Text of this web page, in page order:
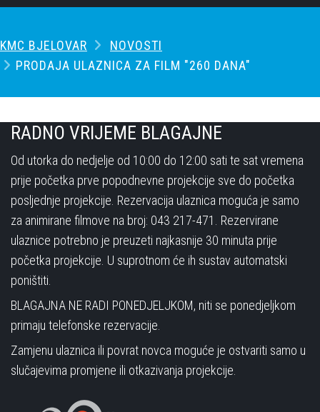
KMC BJELOVAR
NOVOSTI
PRODAJA ULAZNICA ZA FILM "260 DANA"
RADNO VRIJEME BLAGAJNE
Od utorka do nedjelje od 10:00 do 12:00 sati te sat vremena
prije početka prve popodnevne projekcije sve do početka
posljednje projekcije. Rezervacija ulaznica moguća je samo
za animirane filmove na broj: 043 217-471. Rezervirane
ulaznice potrebno je preuzeti najkasnije 30 minuta prije
početka projekcije. U suprotnom će ih sustav automatski
poništiti.
BLAGAJNA NE RADI PONEDJELJKOM, niti se ponedjeljkom
primaju telefonske rezervacije.
Zamjenu ulaznica ili povrat novca moguće je ostvariti samo u
slučajevima promjene ili otkazivanja projekcije.